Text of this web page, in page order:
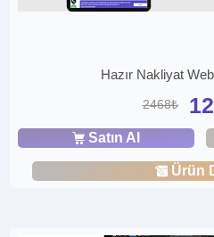
Hazır Nakliyat
2468₺
Satın Al
Ürün